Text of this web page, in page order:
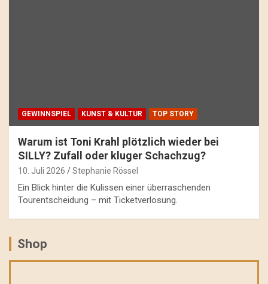
GEWINNSPIEL KUNST & KULTUR TOP STORY
Warum ist Toni Krahl plötzlich wieder bei
SILLY? Zufall oder kluger Schachzug?
10. Juli 2026 Stephanie Rössel
Ein Blick hinter die Kulissen einer überraschenden
Tourentscheidung – mit Ticketverlosung.
Shop